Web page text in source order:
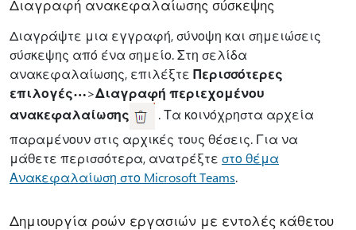
Διαγραφή ανακεφαλαίωσης σύσκεψης
Διαγράψτε μια εγγραφή, σύνοψη και σημειώσεις
σύσκεψης από ένα σημείο. Στη σελίδα
ανακεφαλαίωσης, επιλέξτε Περισσότερες
επιλογές
>Διαγραφή περιεχομένου
ανακεφαλαίωσης
. Τα κοινόχρηστα αρχεία
παραμένουν στις αρχικές τους θέσεις. Για να
μάθετε περισσότερα, ανατρέξτε στο θέμα
Ανακεφαλαίωση στο Microsoft Teams.
Δημιουργία ροών εργασιών με εντολές κάθετου